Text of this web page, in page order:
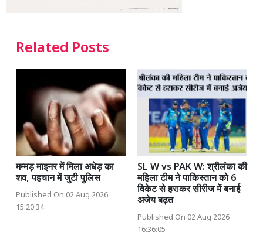
Related Posts
मम्मड़ माइनर में मिला अधेड़ का
शव, पहचान में जुटी पुलिस
Published On 02 Aug 2026
15:20:34
SL W vs PAK W: श्रीलंका की
महिला टीम ने पाकिस्तान को 6
विकेट से हराकर सीरीज में बनाई
अजेय बढ़त
Published On 02 Aug 2026
16:36:05